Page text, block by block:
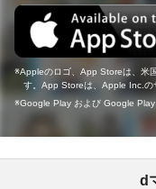
Appleのロゴ、App Storeは、米
す。App Storeは、Apple Inc.の
Google Play および Google Play
d